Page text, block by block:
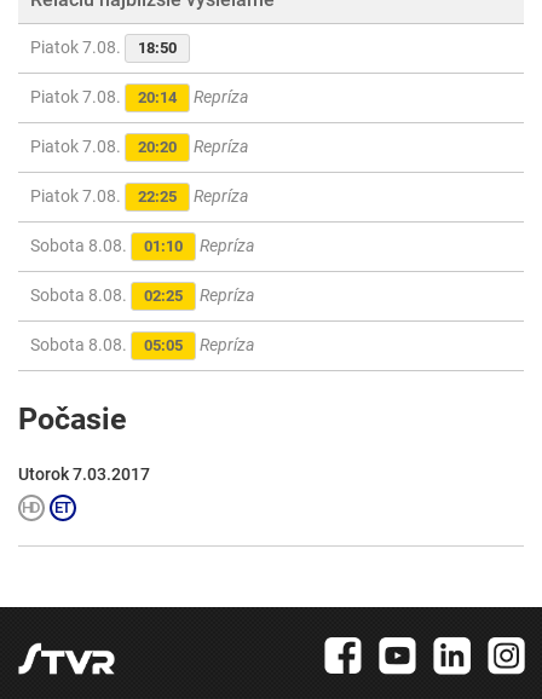
Piatok 7.08. 18:50
Piatok 7.08. 20:14 Repríza
Piatok 7.08. 20:20 Repríza
Piatok 7.08. 22:25 Repríza
Sobota 8.08. 01:10 Repríza
Sobota 8.08. 02:25 Repríza
Sobota 8.08. 05:05 Repríza
Počasie
Utorok 7.03.2017